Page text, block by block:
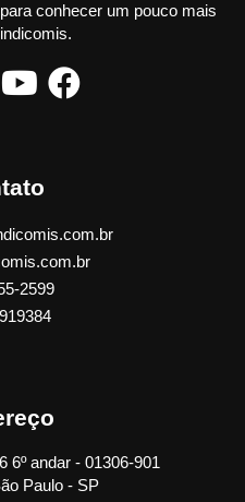
conhecer um pouco mais
2599
6º andar - 01306-901
Paulo - SP